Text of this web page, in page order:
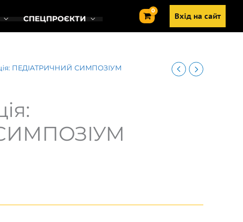
СПЕЦПРОЄКТИ Вхід на сайт
ПЕДІАТРИЧНИЙ СИМПОЗІУМ